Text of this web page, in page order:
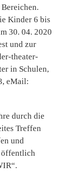
Kinder 6 bis
30. 04. 2020
und zur
theater-
in Schulen,
eMail:
durch die
Treffen
und
öffentlich